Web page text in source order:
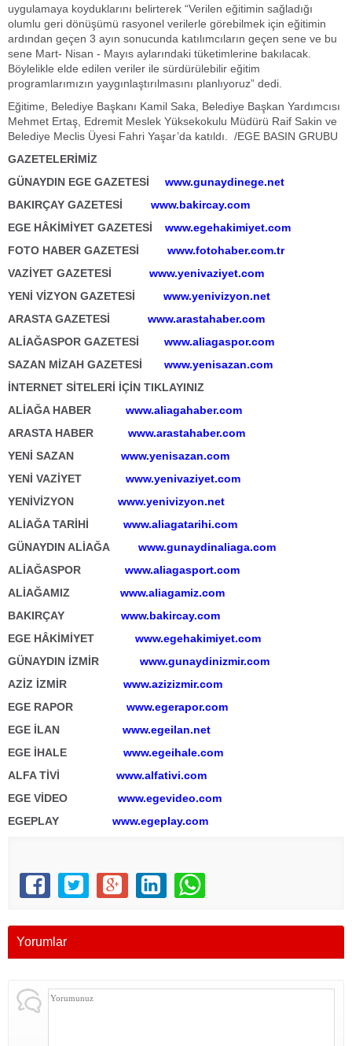
uygulamaya koyduklarını belirterek “Verilen eğitimin sağladığı
olumlu geri dönüşümü rasyonel verilerle görebilmek için eğitimin
ardından geçen 3 ayın sonucunda katılımcıların geçen sene ve bu
sene Mart- Nisan - Mayıs aylarındaki tüketimlerine bakılacak.
Böylelikle elde edilen veriler ile sürdürülebilir eğitim
programlarımızın yaygınlaştırılmasını planlıyoruz” dedi.
Eğitime, Belediye Başkanı Kamil Saka, Belediye Başkan Yardımcısı
Mehmet Ertaş, Edremit Meslek Yüksekokulu Müdürü Raif Sakin ve
Belediye Meclis Üyesi Fahri Yaşar’da katıldı. /EGE BASIN GRUBU
GAZETELERİMİZ
GÜNAYDIN EGE GAZETESİ www.gunaydinege.net
BAKIRÇAY GAZETESİ www.bakircay.com
EGE HÂKİMİYET GAZETESİ www.egehakimiyet.com
FOTO HABER GAZETESİ www.fotohaber.com.tr
VAZİYET GAZETESİ www.yenivaziyet.com
YENİ VİZYON GAZETESİ www.yenivizyon.net
ARASTA GAZETESİ www.arastahaber.com
ALİAĞASPOR GAZETESİ www.aliagaspor.com
SAZAN MİZAH GAZETESİ www.yenisazan.com
İNTERNET SİTELERİ İÇİN TIKLAYINIZ
ALİAĞA HABER www.aliagahaber.com
ARASTA HABER www.arastahaber.com
YENİ SAZAN www.yenisazan.com
YENİ VAZİYET www.yenivaziyet.com
YENİVİZYON www.yenivizyon.net
ALİAĞA TARİHİ www.aliagatarihi.com
GÜNAYDIN ALİAĞA www.gunaydinaliaga.com
ALİAĞASPOR www.aliagasport.com
ALİAĞAMIZ www.aliagamiz.com
BAKIRÇAY www.bakircay.com
EGE HÂKİMİYET www.egehakimiyet.com
GÜNAYDIN İZMİR www.gunaydinizmir.com
AZİZ İZMİR www.azizizmir.com
EGE RAPOR www.egerapor.com
EGE İLAN www.egeilan.net
EGE İHALE www.egeihale.com
ALFA TİVİ www.alfativi.com
EGE VİDEO www.egevideo.com
EGEPLAY www.egeplay.com
Yorumlar